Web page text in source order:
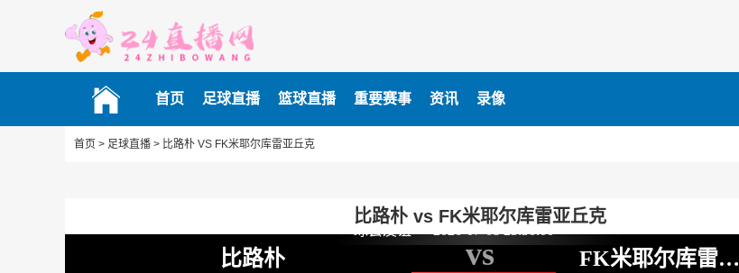
首页 足球直播 篮球直播 重要赛事 资讯 录像
首页 > 足球直播 > 比路朴 VS FK米耶尔库雷亚丘克
比路朴 vs FK米耶尔库雷亚丘克
比路朴 vs
FK米耶尔库雷亚